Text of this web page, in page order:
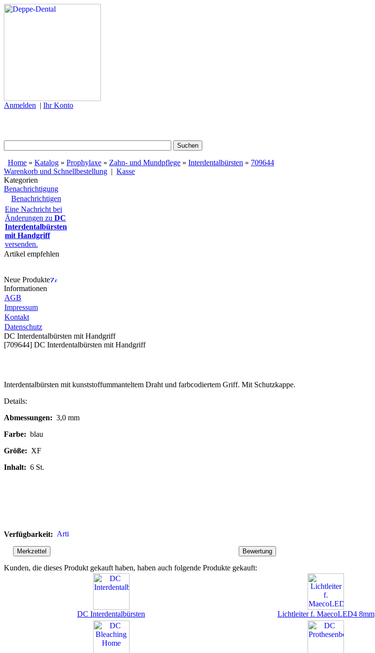
Anmelden | Ihr Konto
Home » Katalog » Prophylaxe » Zahn- und Mundpflege » Interdentalbürsten » 709644
Warenkorb und Schnellbestellung | Kasse
Kategorien
Benachrichtigung
Benachrichtigen
Eine Nachricht bei
Änderungen zu DC
Interdentalbürsten
mit Handgriff
versenden.
Artikel empfehlen
Neue Produkte
Informationen
AGB
Impressum
Kontakt
Datenschutz
DC Interdentalbürsten mit Handgriff
[709644] DC Interdentalbürsten mit Handgriff
Interdentalbürsten mit kunststoffummanteltem Draht und farbcodiertem Griff. Mit Schutzkappe.
Details:
Abmessungen: 3,0 mm
Farbe: blau
Größe: XF
Inhalt: 6 St.
Verfügbarkeit:
Kunden, die dieses Produkt gekauft haben, haben auch folgende Produkte gekauft:
DC Interdentalbürsten Lichtleiter f. MaecoLED4 8mm